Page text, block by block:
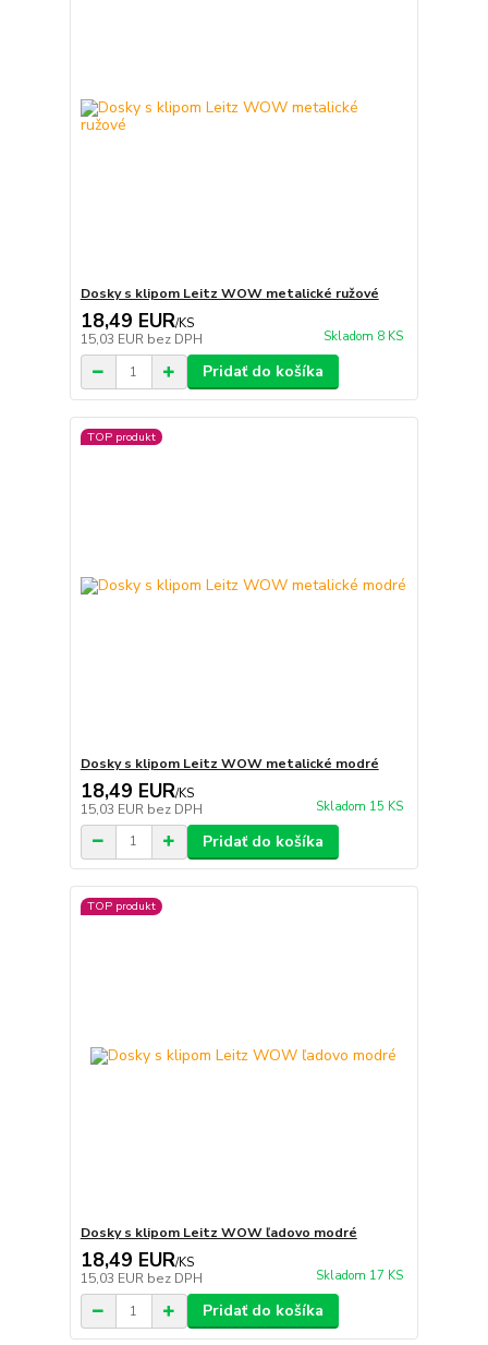
Dosky s klipom Leitz WOW metalické ružové
18,49 EUR/KS
15,03 EUR bez DPH Skladom 8 KS
Pridať do košíka
TOP produkt
Dosky s klipom Leitz WOW metalické modré
18,49 EUR/KS
15,03 EUR bez DPH Skladom 15 KS
Pridať do košíka
TOP produkt
Dosky s klipom Leitz WOW ľadovo modré
18,49 EUR/KS
15,03 EUR bez DPH Skladom 17 KS
Pridať do košíka